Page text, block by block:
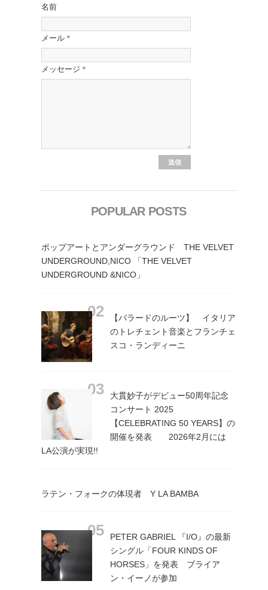
名前
メール *
メッセージ *
POPULAR POSTS
ポップアートとアンダーグラウンド THE VELVET
UNDERGROUND,NICO 「THE VELVET
UNDERGROUND &NICO」
【バラードのルーツ】 イタリア
のトレチェント音楽とフランチェ
スコ・ランディーニ
大貫妙子がデビュー50周年記念
コンサート 2025
【CELEBRATING 50 YEARS】の
開催を発表 2026年2月には
LA公演が実現!!
ラテン・フォークの体現者 Y LA BAMBA
PETER GABRIEL 『I/O』の最新
シングル「FOUR KINDS OF
HORSES」を発表 ブライア
ン・イーノが参加